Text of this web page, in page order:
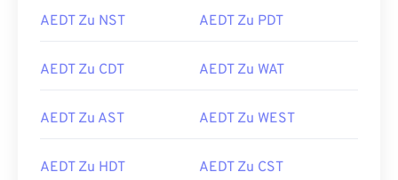
AEDT Zu NST AEDT Zu PDT
AEDT Zu CDT AEDT Zu WAT
AEDT Zu AST AEDT Zu WEST
AEDT Zu HDT AEDT Zu CST